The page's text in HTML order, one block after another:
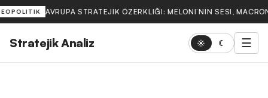
AVRUPA STRATEJIK ÖZERKLIĞI: MELONI’NIN SESI,
Stratejik Analiz ☀ ☾ ☰